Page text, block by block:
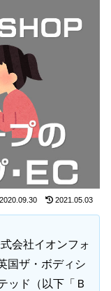
2020.09.30 2021.05.03
会社イオンフォ
国ザ・ボディシ
ッド（以下「Ｂ